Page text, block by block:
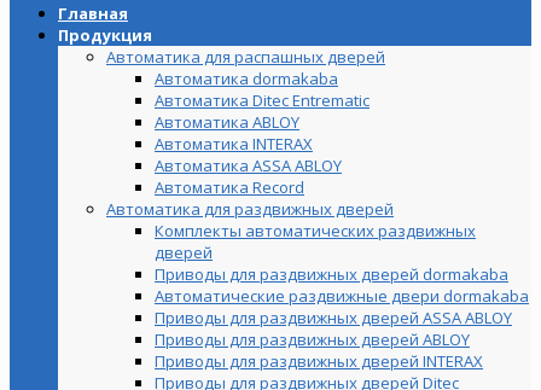
Главная
Продукция
Автоматика для распашных дверей
Автоматика dormakaba
Автоматика Ditec Entrematic
Автоматика ABLOY
Автоматика INTERAX
Автоматика ASSA ABLOY
Автоматика Record
Автоматика для раздвижных дверей
Комплекты автоматических раздвижных
дверей
Приводы для раздвижных дверей dormakaba
Автоматические раздвижные двери dormakaba
Приводы для раздвижных дверей ASSA ABLOY
Приводы для раздвижных дверей ABLOY
Приводы для раздвижных дверей INTERAX
Приводы для раздвижных дверей Ditec